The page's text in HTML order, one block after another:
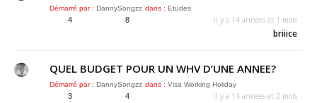
Démarré par : DannySongzz dans : Etudes
4 8 il y a 14 années et 1 mois
briiice
QUEL BUDGET POUR UN WHV D’UNE ANNEE?
Démarré par : DannySongzz dans : Visa Working Holiday
3 4 il y a 14 années et 2 mois